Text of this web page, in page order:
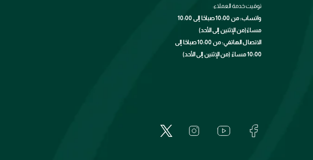
توقيت خدمة العملاء:
واتساب: من 10:00 صباحًا إلى 10:00
مساءً(من الإثنين إلى الأحد)
الاتصال الهاتفي: من 10:00 صباحًا إلى
10:00 مساءً (من الإثنين إلى الأحد)